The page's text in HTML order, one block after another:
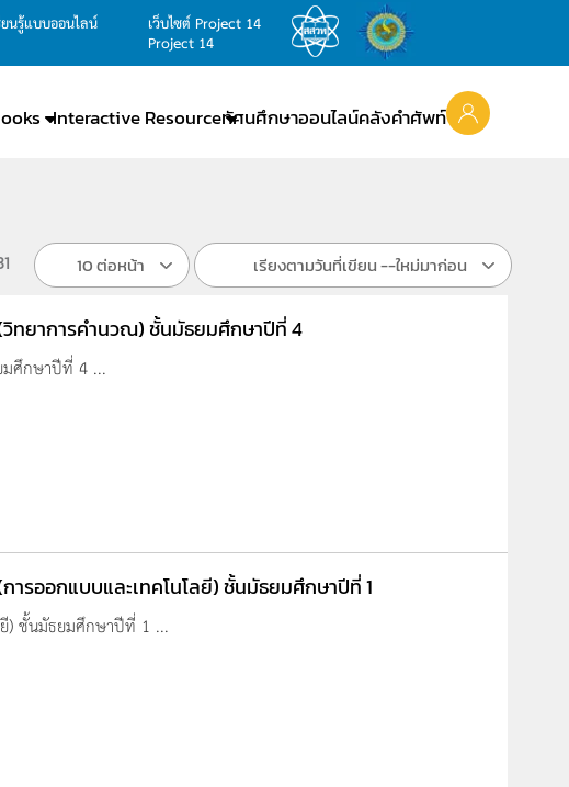
ยนรู้แบบออนไลน์
เว็บไซต์ Project 14
Project 14
Interactive Resourceทัศนศึกษาออนไลน์คลังคำศัพท์
10 ต่อหน้า เรียงตามวันที่เขียน --ใหม่มาก่อน
วิทยาการคำนวณ) ชั้นมัธยมศึกษาปีที่ 4
มศึกษาปีที่ 4 ...
ารออกแบบและเทคโนโลยี) ชั้นมัธยมศึกษาปีที่ 1
ยี) ชั้นมัธยมศึกษาปีที่ 1 ...